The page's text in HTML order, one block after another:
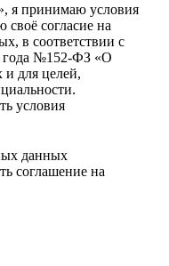
я принимаю условия
своё согласие на
в соответствии с
года №152-ФЗ «О
и для целей,
условия
данных
соглашение на